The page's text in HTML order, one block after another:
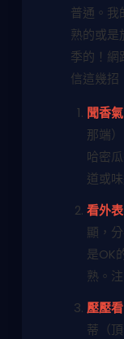
普通。我
熟的或是
季的！網
信這幾招
聞香氣
那端
哈密
道或
看外表
顯，
是OK
熟。
壓壓看
蒂（